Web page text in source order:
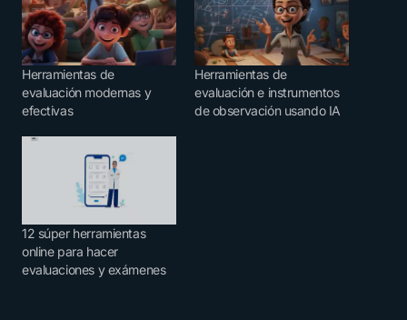
Herramientas de
evaluación modernas y
efectivas
Herramientas de
evaluación e instrumentos
de observación usando IA
12 súper herramientas
online para hacer
evaluaciones y exámenes